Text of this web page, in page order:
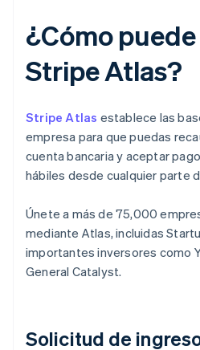
¿Cómo
Stripe Atlas?
Stripe Atlas establece las
empresa para que puedas
cuenta bancaria y aceptar
hábiles desde cualquier parte
Únete a más de 75,000
mediante Atlas, incluidas
importantes inversores como
General Catalyst.
Solicitud de